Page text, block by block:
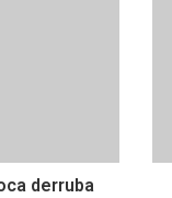
derruba